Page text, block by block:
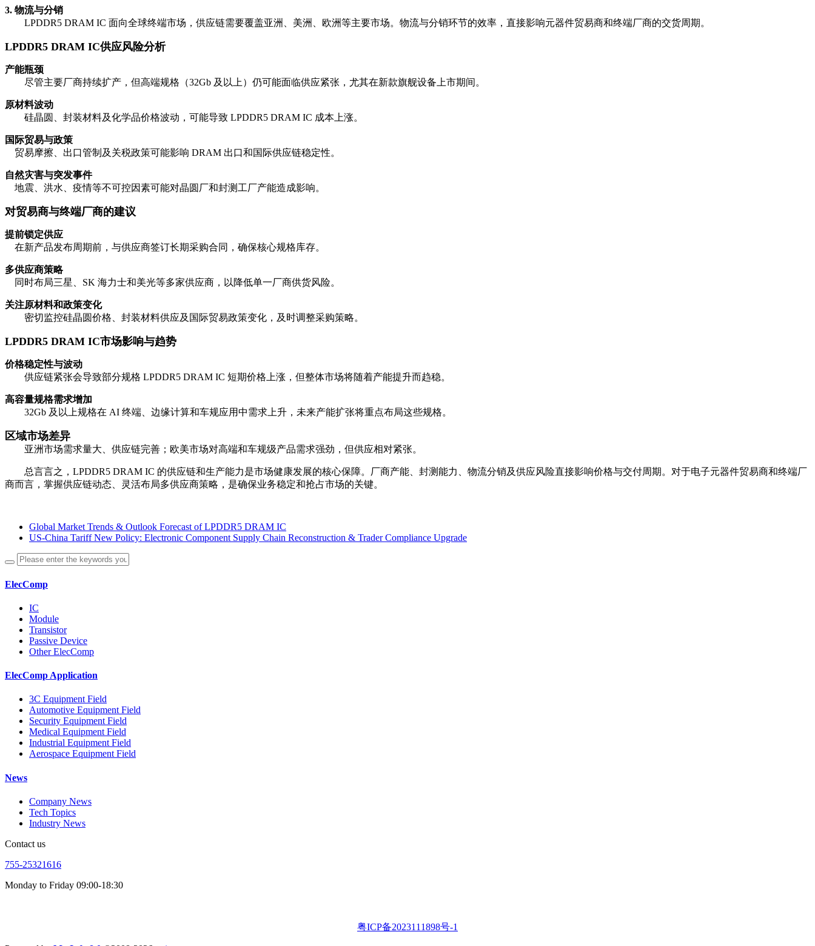
3. 物流与分销
LPDDR5 DRAM IC 面向全球终端市场，供应链需要覆盖亚洲、美洲、欧洲等主要市场。物流与分销环节的效率，直接影响元器件贸易商和终端厂商的交货周期。
LPDDR5 DRAM IC供应风险分析
产能瓶颈
尽管主要厂商持续扩产，但高端规格（32Gb 及以上）仍可能面临供应紧张，尤其在新款旗舰设备上市期间。
原材料波动
硅晶圆、封装材料及化学品价格波动，可能导致 LPDDR5 DRAM IC 成本上涨。
国际贸易与政策
贸易摩擦、出口管制及关税政策可能影响 DRAM 出口和国际供应链稳定性。
自然灾害与突发事件
地震、洪水、疫情等不可控因素可能对晶圆厂和封测工厂产能造成影响。
对贸易商与终端厂商的建议
提前锁定供应
在新产品发布周期前，与供应商签订长期采购合同，确保核心规格库存。
多供应商策略
同时布局三星、SK 海力士和美光等多家供应商，以降低单一厂商供货风险。
关注原材料和政策变化
密切监控硅晶圆价格、封装材料供应及国际贸易政策变化，及时调整采购策略。
LPDDR5 DRAM IC市场影响与趋势
价格稳定性与波动
供应链紧张会导致部分规格 LPDDR5 DRAM IC 短期价格上涨，但整体市场将随着产能提升而趋稳。
高容量规格需求增加
32Gb 及以上规格在 AI 终端、边缘计算和车规应用中需求上升，未来产能扩张将重点布局这些规格。
区域市场差异
亚洲市场需求量大、供应链完善；欧美市场对高端和车规级产品需求强劲，但供应相对紧张。
总言言之，LPDDR5 DRAM IC 的供应链和生产能力是市场健康发展的核心保障。厂商产能、封测能力、物流分销及供应风险直接影响价格与交付周期。对于电子元器件贸易商和终端厂
商而言，掌握供应链动态、灵活布局多供应商策略，是确保业务稳定和抢占市场的关键。
Global Market Trends & Outlook Forecast of LPDDR5 DRAM IC
US-China Tariff New Policy: Electronic Component Supply Chain Reconstruction & Trader Compliance Upgrade
ElecComp
IC
Module
Transistor
Passive Device
Other ElecComp
ElecComp Application
3C Equipment Field
Automotive Equipment Field
Security Equipment Field
Medical Equipment Field
Industrial Equipment Field
Aerospace Equipment Field
News
Company News
Tech Topics
Industry News
Contact us
755-25321616
Monday to Friday 09:00-18:30
粤ICP备2023111898号-1